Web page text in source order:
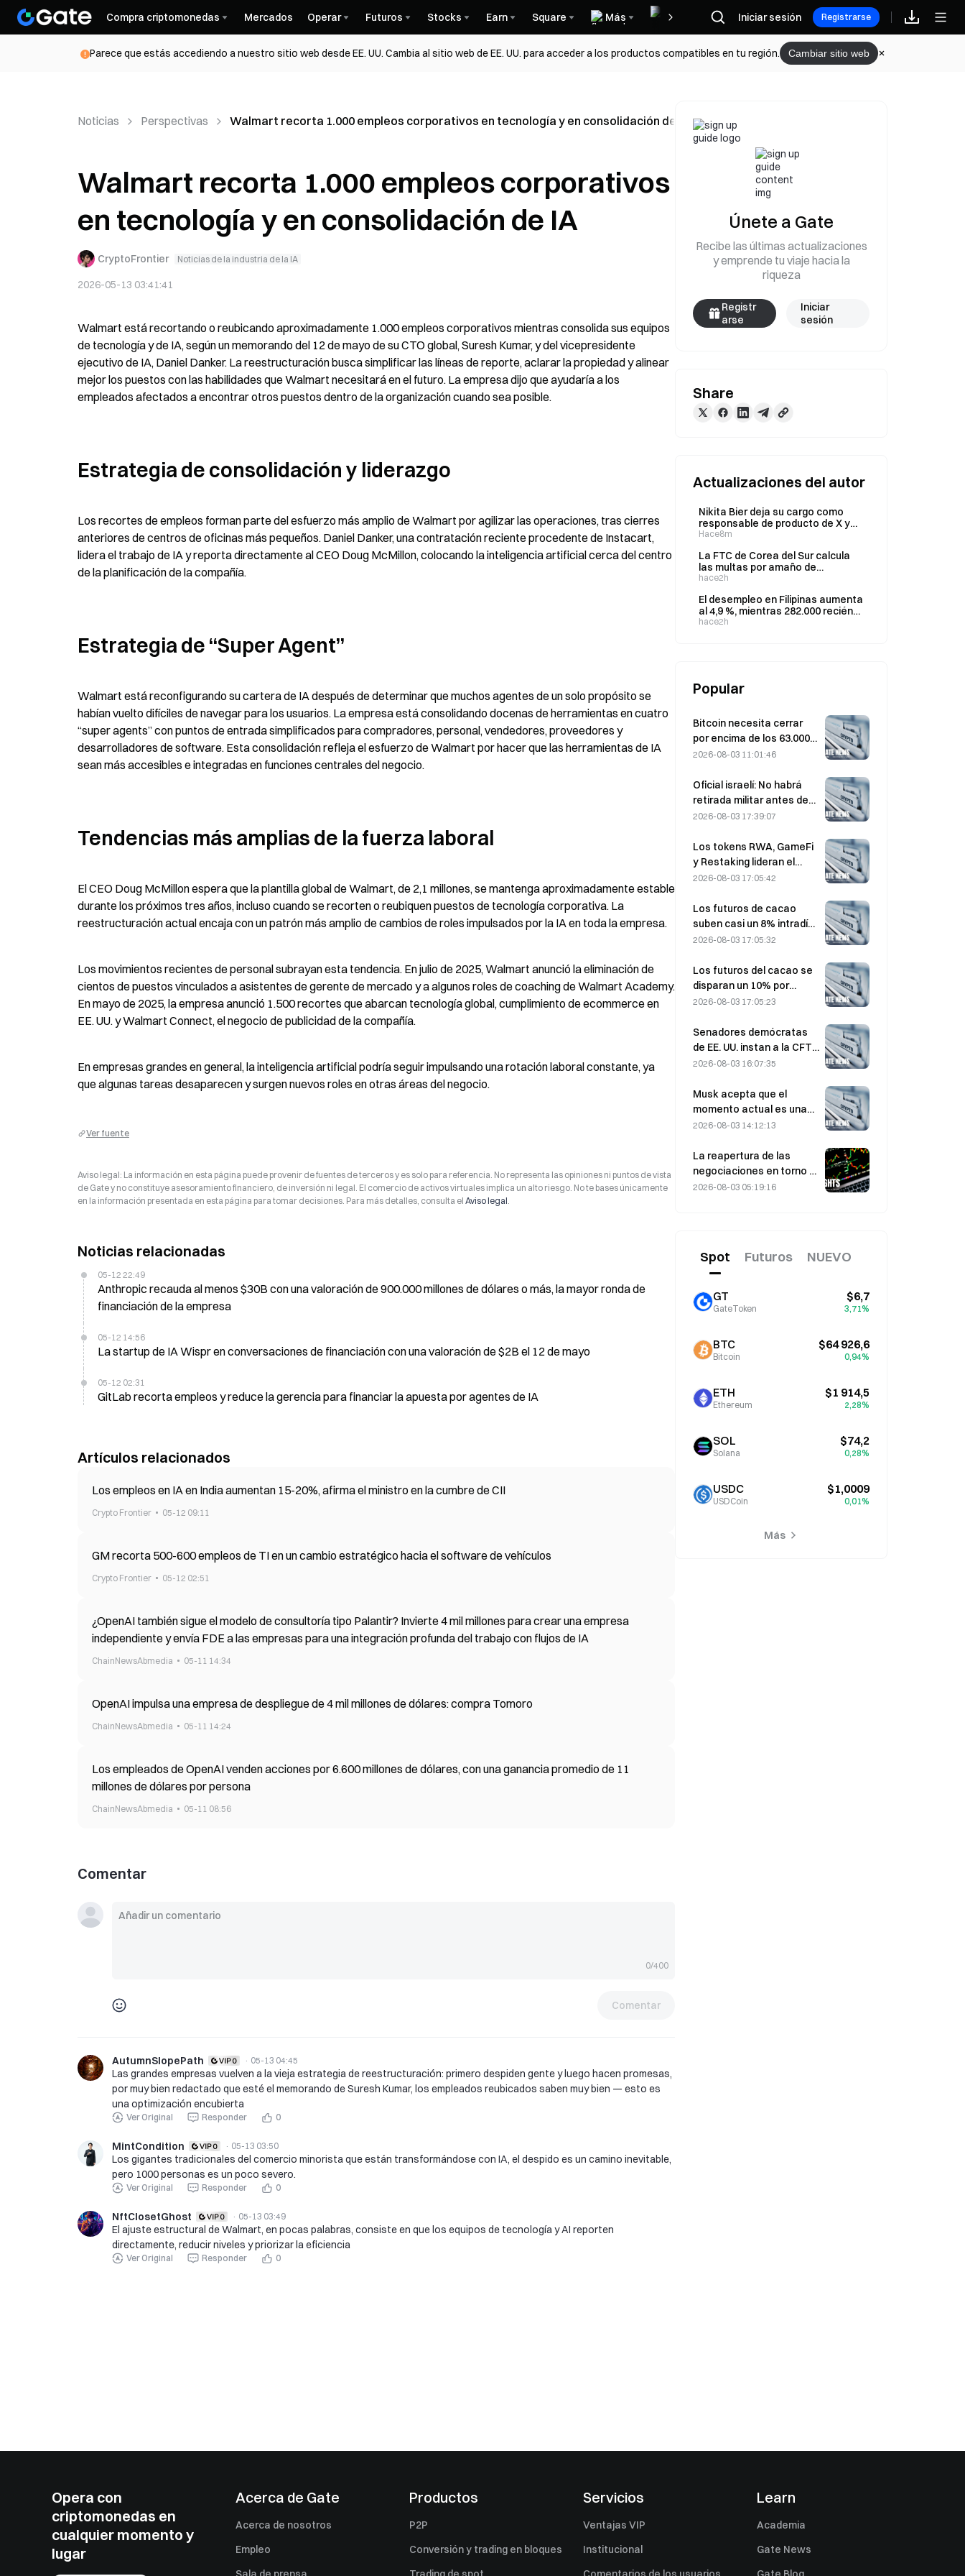
Compra criptomonedas Mercados Operar Futuros Stocks Earn Square Más Recompensas
Iniciar sesión Registrarse
Parece que estás accediendo a nuestro sitio web desde EE. UU. Cambia al sitio web de EE. UU. para acceder a los productos compatibles en tu región. Cambiar sitio web
Noticias Perspectivas Walmart recorta 1.000 empleos corporativos en tecnología y en consolidación de IA
Walmart recorta 1.000 empleos corporativos
en tecnología y en consolidación de IA
CryptoFrontier Noticias de la industria de la IA
2026-05-13 03:41:41
Walmart está recortando o reubicando aproximadamente 1.000 empleos corporativos mientras consolida sus equipos
de tecnología y de IA, según un memorando del 12 de mayo de su CTO global, Suresh Kumar, y del vicepresidente
ejecutivo de IA, Daniel Danker. La reestructuración busca simplificar las líneas de reporte, aclarar la propiedad y alinear
mejor los puestos con las habilidades que Walmart necesitará en el futuro. La empresa dijo que ayudaría a los
empleados afectados a encontrar otros puestos dentro de la organización cuando sea posible.
Estrategia de consolidación y liderazgo
Los recortes de empleos forman parte del esfuerzo más amplio de Walmart por agilizar las operaciones, tras cierres
anteriores de centros de oficinas más pequeños. Daniel Danker, una contratación reciente procedente de Instacart,
lidera el trabajo de IA y reporta directamente al CEO Doug McMillon, colocando la inteligencia artificial cerca del centro
de la planificación de la compañía.
Estrategia de “Super Agent”
Walmart está reconfigurando su cartera de IA después de determinar que muchos agentes de un solo propósito se
habían vuelto difíciles de navegar para los usuarios. La empresa está consolidando docenas de herramientas en cuatro
“super agents” con puntos de entrada simplificados para compradores, personal, vendedores, proveedores y
desarrolladores de software. Esta consolidación refleja el esfuerzo de Walmart por hacer que las herramientas de IA
sean más accesibles e integradas en funciones centrales del negocio.
Tendencias más amplias de la fuerza laboral
El CEO Doug McMillon espera que la plantilla global de Walmart, de 2,1 millones, se mantenga aproximadamente estable
durante los próximos tres años, incluso cuando se recorten o reubiquen puestos de tecnología corporativa. La
reestructuración actual encaja con un patrón más amplio de cambios de roles impulsados por la IA en toda la empresa.
Los movimientos recientes de personal subrayan esta tendencia. En julio de 2025, Walmart anunció la eliminación de
cientos de puestos vinculados a asistentes de gerente de mercado y a algunos roles de coaching de Walmart Academy.
En mayo de 2025, la empresa anunció 1.500 recortes que abarcan tecnología global, cumplimiento de ecommerce en
EE. UU. y Walmart Connect, el negocio de publicidad de la compañía.
En empresas grandes en general, la inteligencia artificial podría seguir impulsando una rotación laboral constante, ya
que algunas tareas desaparecen y surgen nuevos roles en otras áreas del negocio.
Ver fuente
Aviso legal: La información en esta página puede provenir de fuentes de terceros y es solo para referencia. No representa las opiniones ni puntos de vista
de Gate y no constituye asesoramiento financiero, de inversión ni legal. El comercio de activos virtuales implica un alto riesgo. No te bases únicamente
en la información presentada en esta página para tomar decisiones. Para más detalles, consulta el Aviso legal.
Noticias relacionadas
05-12 22:49
Anthropic recauda al menos $30B con una valoración de 900.000 millones de dólares o más, la mayor ronda de
financiación de la empresa
05-12 14:56
La startup de IA Wispr en conversaciones de financiación con una valoración de $2B el 12 de mayo
05-12 02:31
GitLab recorta empleos y reduce la gerencia para financiar la apuesta por agentes de IA
Artículos relacionados
Los empleos en IA en India aumentan 15-20%, afirma el ministro en la cumbre de CII
Crypto Frontier 05-12 09:11
GM recorta 500-600 empleos de TI en un cambio estratégico hacia el software de vehículos
Crypto Frontier 05-12 02:51
¿OpenAI también sigue el modelo de consultoría tipo Palantir? Invierte 4 mil millones para crear una empresa
independiente y envía FDE a las empresas para una integración profunda del trabajo con flujos de IA
ChainNewsAbmedia 05-11 14:34
OpenAI impulsa una empresa de despliegue de 4 mil millones de dólares: compra Tomoro
ChainNewsAbmedia 05-11 14:24
Los empleados de OpenAI venden acciones por 6.600 millones de dólares, con una ganancia promedio de 11
millones de dólares por persona
ChainNewsAbmedia 05-11 08:56
Comentar
0/400
Comentar
AutumnSlopePath · 05-13 04:45
Las grandes empresas vuelven a la vieja estrategia de reestructuración: primero despiden gente y luego hacen promesas,
por muy bien redactado que esté el memorando de Suresh Kumar, los empleados reubicados saben muy bien — esto es
una optimización encubierta
Ver Original Responder 0
MintCondition · 05-13 03:50
Los gigantes tradicionales del comercio minorista que están transformándose con IA, el despido es un camino inevitable,
pero 1000 personas es un poco severo.
Ver Original Responder 0
NftClosetGhost · 05-13 03:49
El ajuste estructural de Walmart, en pocas palabras, consiste en que los equipos de tecnología y AI reporten
directamente, reducir niveles y priorizar la eficiencia
Ver Original Responder 0
Únete a Gate
Recibe las últimas actualizaciones
y emprende tu viaje hacia la
riqueza
Registr
arse
Iniciar
sesión
Share
Actualizaciones del autor
Nikita Bier deja su cargo como
responsable de producto de X y
se convierte en asesor
Hace8m
La FTC de Corea del Sur calcula
las multas por amaño de
licitaciones de bonos del Tesoro
licitación de 76,2 billones de
wones
hace2h
El desempleo en Filipinas aumenta
al 4,9 %, mientras 282.000 recién
graduados continúan sin trabajo
hace2h
Popular
Bitcoin necesita cerrar
por encima de los 63.000
USD en agosto para
mercado bajista, según
una investigación de 10x.
2026-08-03 11:01:46
Oficial israelí: No habrá
retirada militar antes de
que Hamás se desarme
2026-08-03 17:39:07
Los tokens RWA, GameFi
y Restaking lideran el
rendimiento del mercado
2026-08-03 17:05:42
Los futuros de cacao
suben casi un 8% intradía
el pasado viernes,
participantes del mercado
2026-08-03 17:05:32
Los futuros del cacao se
disparan un 10% por
preocupaciones sobre el
los 6.000 dólares la
tonelada
2026-08-03 17:05:23
Senadores demócratas
de EE. UU. instan a la CFTC
a restringir los productos
incendios forestales ante
una temporada récord de
incendios
2026-08-03 16:07:35
Musk acepta que el
momento actual es una
oportunidad de compra
agosto.
2026-08-03 14:12:13
La reapertura de las
negociaciones en torno a
Ormuz provoca una caída
forma temporal?
2026-08-03 05:19:16
Spot Futuros NUEVO
GT
GateToken
$6,7
3,71%
BTC
Bitcoin
$64 926,6
0,94%
ETH
Ethereum
$1 914,5
2,28%
SOL
Solana
$74,2
0,28%
USDC
USDCoin
$1,0009
0,01%
Más
Opera con
criptomonedas en
cualquier momento y
lugar
Acerca de Gate
Acerca de nosotros
Empleo
Productos
P2P
Conversión y trading en bloques
Servicios
Ventajas VIP
Institucional
Learn
Academia
Gate News